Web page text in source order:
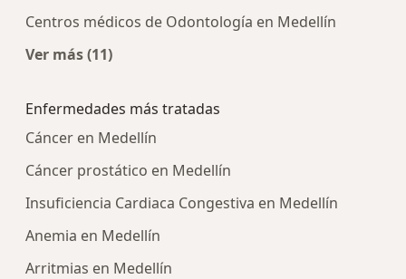
Centros médicos de Odontología en Medellín
Ver más (11)
Enfermedades más tratadas
Cáncer en Medellín
Cáncer prostático en Medellín
Insuficiencia Cardiaca Congestiva en Medellín
Anemia en Medellín
Arritmias en Medellín